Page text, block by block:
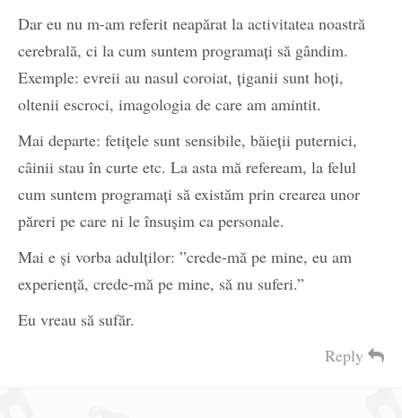
Dar eu nu m-am referit neapărat la activitatea noastră
cerebrală, ci la cum suntem programați să gândim.
Exemple: evreii au nasul coroiat, țiganii sunt hoți,
oltenii escroci, imagologia de care am amintit.
Mai departe: fetițele sunt sensibile, băieții puternici,
câinii stau în curte etc. La asta mă refeream, la felul
cum suntem programați să existăm prin crearea unor
păreri pe care ni le însușim ca personale.
Mai e și vorba adulților: ”crede-mă pe mine, eu am
experiență, crede-mă pe mine, să nu suferi.”
Eu vreau să sufăr.
Reply